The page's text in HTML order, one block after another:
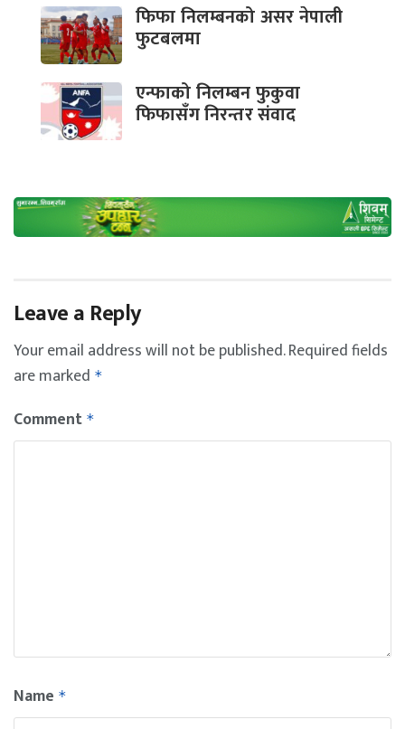
फिफा निलम्बनको असर नेपाली
फुटबलमा
एन्फाको निलम्बन फुकुवा
फिफासँग निरन्तर संवाद
Leave a Reply
Your email address will not be published.Required fields
are marked *
Comment *
Name *